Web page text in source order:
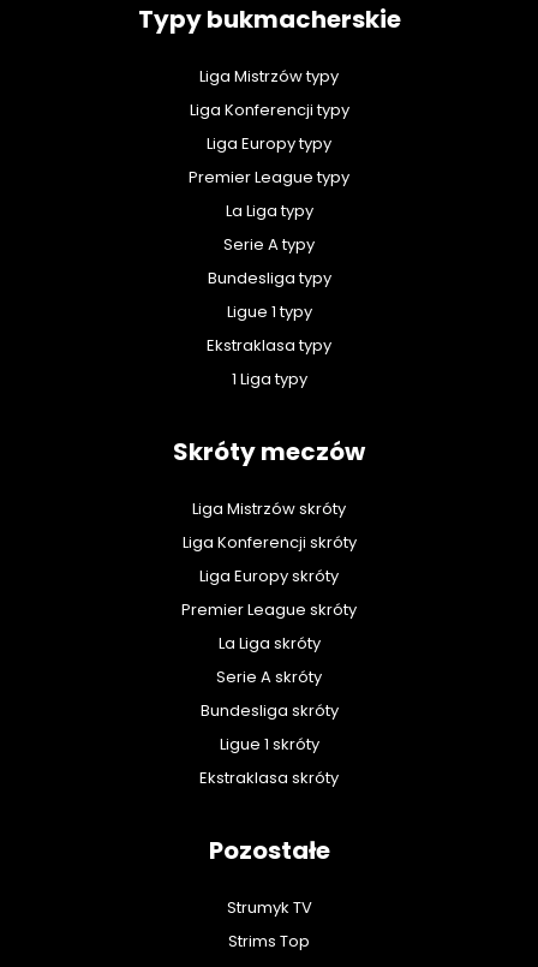
Typy bukmacherskie
Liga Mistrzów typy
Liga Konferencji typy
Liga Europy typy
Premier League typy
La Liga typy
Serie A typy
Bundesliga typy
Ligue 1 typy
Ekstraklasa typy
1 Liga typy
Skróty meczów
Liga Mistrzów skróty
Liga Konferencji skróty
Liga Europy skróty
Premier League skróty
La Liga skróty
Serie A skróty
Bundesliga skróty
Ligue 1 skróty
Ekstraklasa skróty
Pozostałe
Strumyk TV
Strims Top